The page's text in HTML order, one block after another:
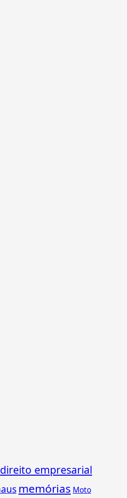
direito empresarial
memórias Moto